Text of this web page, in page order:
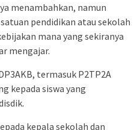
menambahkan, namun
pendidikan atau sekolah
mana yang sekiranya
mengajar.
termasuk P2TP2A
kepada siswa yang
kepala sekolah dan